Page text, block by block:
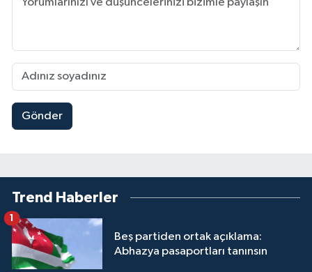
Gönder
Trend Haberler
Beş partiden ortak açıklama:
Abhazya pasaportları tanınsın
1